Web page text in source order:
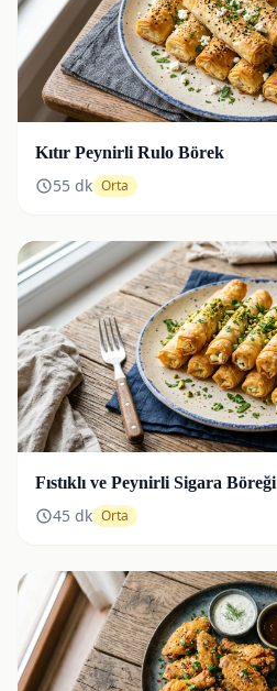
Kıtır Peynirli Rulo Börek
55 dk Orta
Fıstıklı ve Peynirli Sigara Böreği
45 dk Orta